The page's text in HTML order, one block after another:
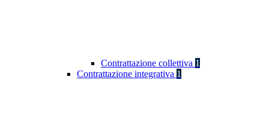
Contrattazione collettiva 1
Contrattazione integrativa 1